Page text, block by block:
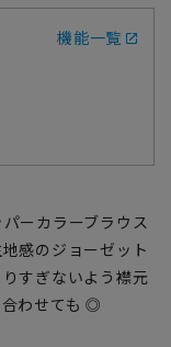
機能一覧
ーカラーブラウス
感のジョーゼット
すぎないよう襟元
わせても ◎